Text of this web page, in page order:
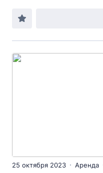
25 октября 2023 Аренда